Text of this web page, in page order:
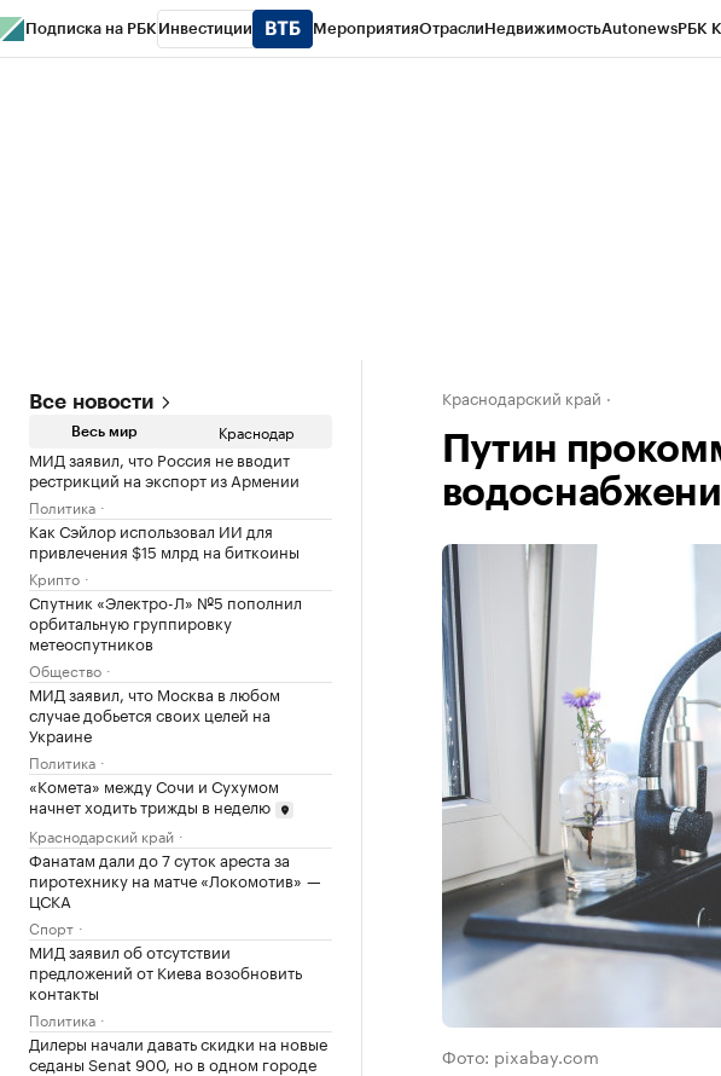
Подписка на РБК Инвестиции МероприятияОтраслиНедвижимостьAutonewsРБК
Все новости
Весь мир Краснодар
МИД заявил, что Россия не вводит
рестрикций на экспорт из Армении
Политика
Как Сэйлор использовал ИИ для
привлечения $15 млрд на биткоины
Крипто
Спутник «Электро-Л» №5 пополнил
орбитальную группировку
метеоспутников
Общество
МИД заявил, что Москва в любом
случае добьется своих целей на
Украине
Политика
«Комета» между Сочи и Сухумом
начнет ходить трижды в неделю
Краснодарский край
Фанатам дали до 7 суток ареста за
пиротехнику на матче «Локомотив» —
ЦСКА
Спорт
МИД заявил об отсутствии
предложений от Киева возобновить
контакты
Политика
Дилеры начали давать скидки на новые
седаны Senat 900, но в одном городе
Краснодарский край
Путин
Фото: pixabay.com